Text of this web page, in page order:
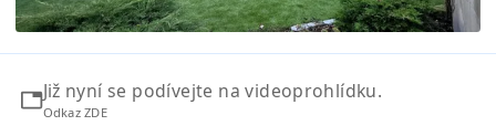
Již nyní se podívejte na videoprohlídku.
Odkaz ZDE